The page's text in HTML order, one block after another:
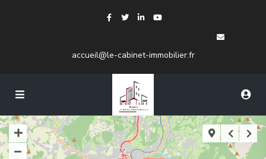
accueil@le-cabinet-immobilier.fr